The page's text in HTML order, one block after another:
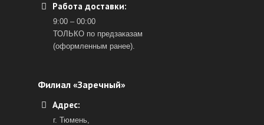
Работа доставки:
9:00 – 00:00
ТОЛЬКО по предзаказам
(оформленным ранее).
Филиал «Заречный»
Адрес:
г. Тюмень,